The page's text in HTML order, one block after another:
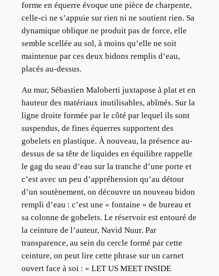
forme en équerre évoque une pièce de charpente,
celle-ci ne s’appuie sur rien ni ne soutient rien. Sa
dynamique oblique ne produit pas de force, elle
semble scellée au sol, à moins qu’elle ne soit
maintenue par ces deux bidons remplis d’eau,
placés au-dessus.
Au mur, Sébastien Maloberti juxtapose à plat et en
hauteur des matériaux inutilisables, abîmés. Sur la
ligne droite formée par le côté par lequel ils sont
suspendus, de fines équerres supportent des
gobelets en plastique. À nouveau, la présence au-
dessus de sa tête de liquides en équilibre rappelle
le gag du seau d’eau sur la tranche d’une porte et
c’est avec un peu d’appréhension qu’au détour
d’un soutènement, on découvre un nouveau bidon
rempli d’eau : c’est une « fontaine » de bureau et
sa colonne de gobelets. Le réservoir est entouré de
la ceinture de l’auteur, Navid Nuur. Par
transparence, au sein du cercle formé par cette
ceinture, on peut lire cette phrase sur un carnet
ouvert face à soi : « LET US MEET INSIDE